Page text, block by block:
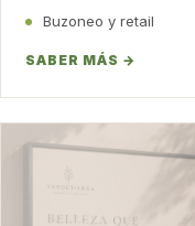
Buzoneo y retail
SABER MÁS →